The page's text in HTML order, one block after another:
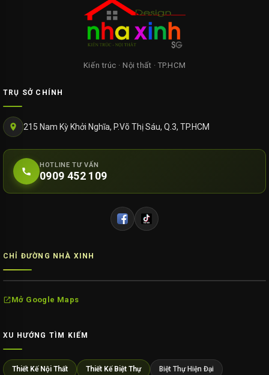
Kiến trúc · Nội thất · TP.HCM
TRỤ SỞ CHÍNH
215 Nam Kỳ Khởi Nghĩa, P.Võ Thị Sáu, Q.3, TP.HCM
HOTLINE TƯ VẤN
0909 452 109
CHỈ ĐƯỜNG NHÀ XINH
Mở Google Maps
XU HƯỚNG TÌM KIẾM
Thiết Kế Nội Thất Thiết Kế Biệt Thự Biệt Thự Hiện Đại